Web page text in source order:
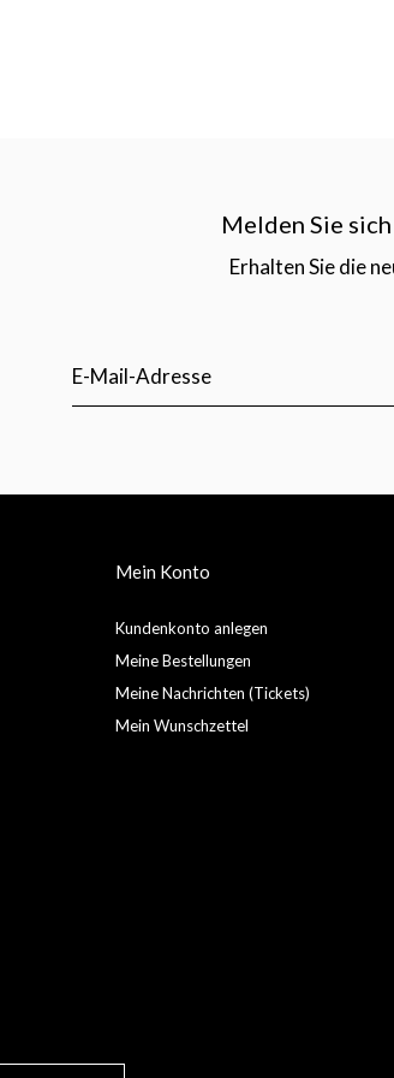
Melden Sie
Erhalten Sie die
Mein Konto
Kundenkonto anlegen
Meine Bestellungen
Meine Nachrichten (Tickets)
Mein Wunschzettel